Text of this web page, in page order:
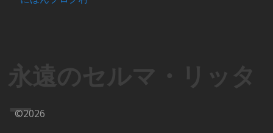
永遠のセルマ・リッタ
ー
©2026